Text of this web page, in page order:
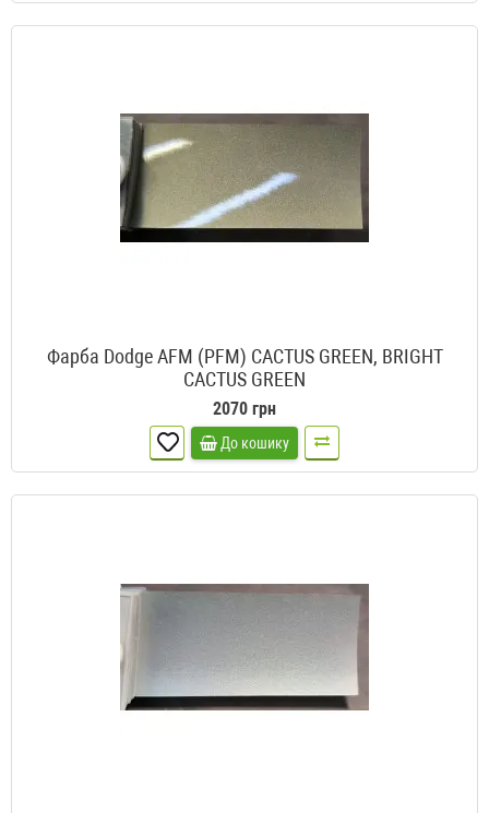
Фарба Dodge AFM (PFM) CACTUS GREEN, BRIGHT
CACTUS GREEN
2070 грн
До кошику